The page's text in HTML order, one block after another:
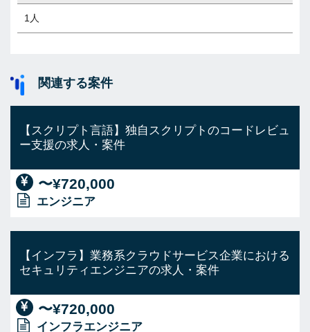
1人
関連する案件
【スクリプト言語】独自スクリプトのコードレビュ
ー支援の求人・案件
〜¥720,000
エンジニア
【インフラ】業務系クラウドサービス企業における
セキュリティエンジニアの求人・案件
〜¥720,000
インフラエンジニア